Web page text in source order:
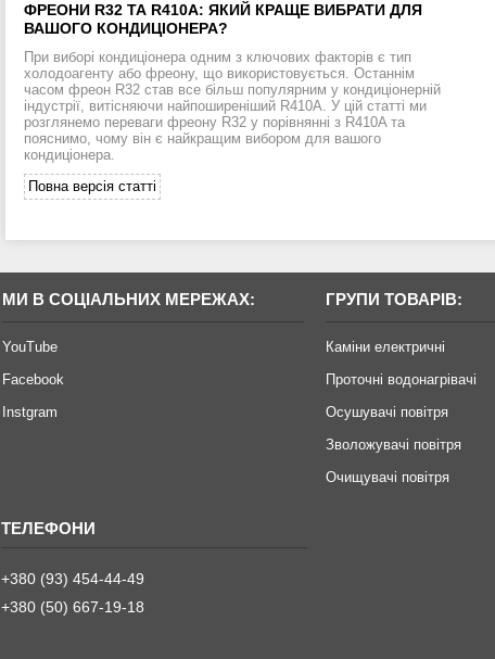
ФРЕОНИ R32 ТА R410A: ЯКИЙ КРАЩЕ ВИБРАТИ ДЛЯ
ВАШОГО КОНДИЦІОНЕРА?
При виборі кондиціонера одним з ключових факторів є тип
холодоагенту або фреону, що використовується. Останнім
часом фреон R32 став все більш популярним у кондиціонерній
індустрії, витісняючи найпоширеніший R410A. У цій статті ми
розглянемо переваги фреону R32 у порівнянні з R410A та
пояснимо, чому він є найкращим вибором для вашого
кондиціонера.
Повна версія статті
МИ В СОЦІАЛЬНИХ МЕРЕЖАХ:
YouTube
Facebook
Instgram
ГРУПИ ТОВАРІВ:
Каміни електричні
Проточні водонагрівачі
Осушувачі повітря
Зволожувачі повітря
Очищувачі повітря
+380 (93) 454-44-49
+380 (50) 667-19-18